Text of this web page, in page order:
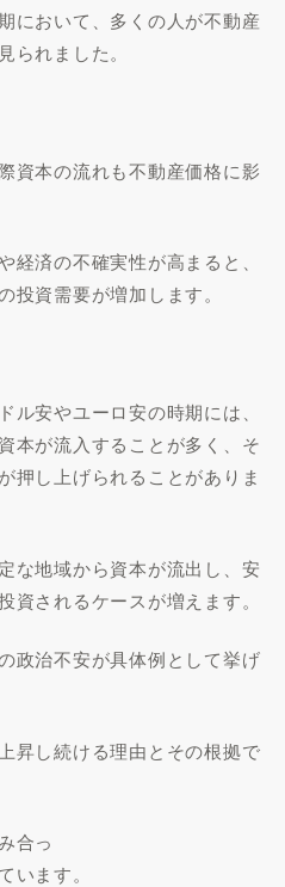
において、多くの人が不動産
られました。
資本の流れも不動産価格に影
経済の不確実性が高まると、
投資需要が増加します。
安やユーロ安の時期には、
本が流入することが多く、そ
押し上げられることがありま
地域から資本が流出し、安
資されるケースが増えます。
政治不安が具体例として挙げ
昇し続ける理由とその根拠で
合っ
います。